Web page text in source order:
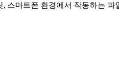
스마트폰 환경에서 작동하는 파